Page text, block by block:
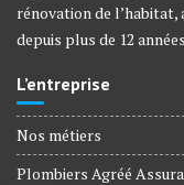
rénovation de l’habitat,
depuis plus de 12
L’entreprise
Nos métiers
Plombiers Agréé